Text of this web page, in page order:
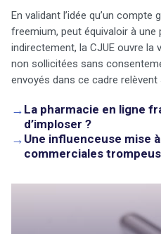
En validant l’idée qu’un
freemium, peut équivaloir à une
indirectement, la CJUE ouvre la
non sollicitées sans
envoyés dans ce cadre relèvent
→ La pharmacie en ligne
d’imploser ?
→ Une influenceuse mise
commerciales